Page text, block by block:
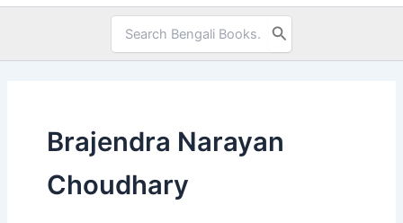
Search
for:
Brajendra Narayan
Choudhary